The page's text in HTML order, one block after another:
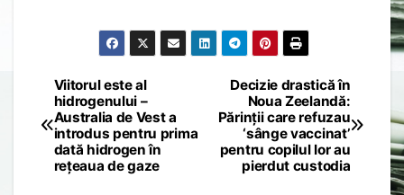
Post
navigation
Decizie drastică în
Noua Zeelandă:
Părinții care refuzau
‘sânge vaccinat’
pentru copilul lor au
pierdut custodia
Viitorul este al
hidrogenului –
Australia de Vest a
introdus pentru prima
dată hidrogen în
rețeaua de gaze